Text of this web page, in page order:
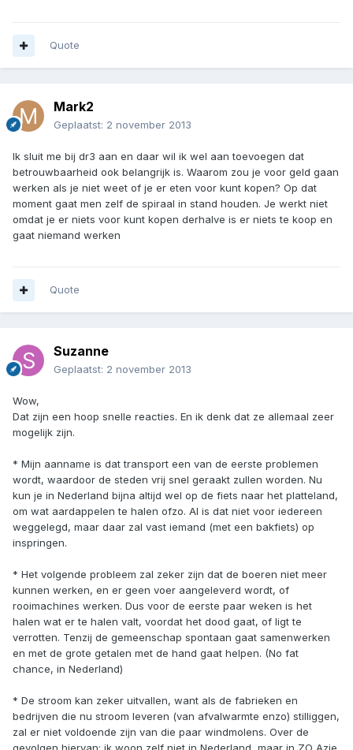
Quote
Mark2
Geplaatst: 2 november 2013
Ik sluit me bij dr3 aan en daar wil ik wel aan toevoegen dat
betrouwbaarheid ook belangrijk is. Waarom zou je voor geld gaan
werken als je niet weet of je er eten voor kunt kopen? Op dat
moment gaat men zelf de spiraal in stand houden. Je werkt niet
omdat je er niets voor kunt kopen derhalve is er niets te koop en
gaat niemand werken
Quote
Suzanne
Geplaatst: 2 november 2013
Wow,
Dat zijn een hoop snelle reacties. En ik denk dat ze allemaal zeer
mogelijk zijn.
* Mijn aanname is dat transport een van de eerste problemen
wordt, waardoor de steden vrij snel geraakt zullen worden. Nu
kun je in Nederland bijna altijd wel op de fiets naar het platteland,
om wat aardappelen te halen ofzo. Al is dat niet voor iedereen
weggelegd, maar daar zal vast iemand (met een bakfiets) op
inspringen.
* Het volgende probleem zal zeker zijn dat de boeren niet meer
kunnen werken, en er geen voer aangeleverd wordt, of
rooimachines werken. Dus voor de eerste paar weken is het
halen wat er te halen valt, voordat het dood gaat, of ligt te
verrotten. Tenzij de gemeenschap spontaan gaat samenwerken
en met de grote getalen met de hand gaat helpen. (No fat
chance, in Nederland)
* De stroom kan zeker uitvallen, want als de fabrieken en
bedrijven die nu stroom leveren (van afvalwarmte enzo) stilliggen,
zal er niet voldoende zijn van die paar windmolens. Over de